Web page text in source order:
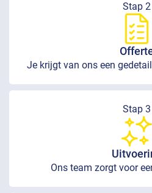
Stap 2
Je krijgt van ons een
Stap 3
Ons team zorgt voor